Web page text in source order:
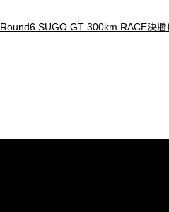
Round6 SUGO GT 300km RACE決勝